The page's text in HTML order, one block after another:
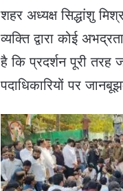
शहर अध्यक्ष सिद्धांशु
व्यक्ति द्वारा कोई
है कि प्रदर्शन पूरी
पदाधिकारियों पर